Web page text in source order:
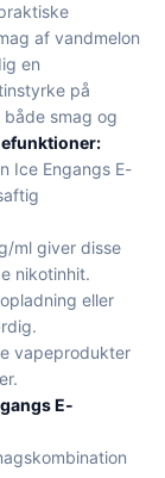
af vandmelon
en
på
smag og
Ice Engangs E-
ml giver disse
nikotinhit.
eller
vapeprodukter
E-